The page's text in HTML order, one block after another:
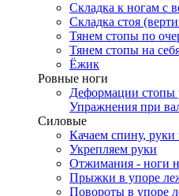
Складка к ногам с
Складка стоя
Тянем стопы по
Тянем стопы на
Ёжик
Ровные ноги
Деформации стопы
Упражнения при
Силовые
Качаем спину, руки
Укрепляем руки
Отжимания - ноги
Прыжки в упоре
Повороты в упоре